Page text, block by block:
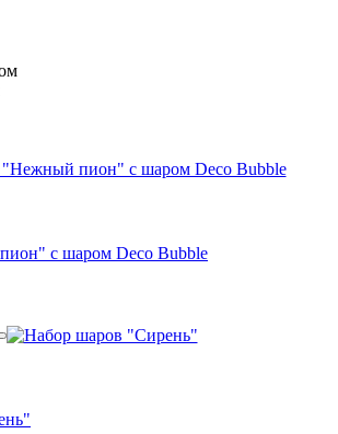
с шаром Deco Bubble